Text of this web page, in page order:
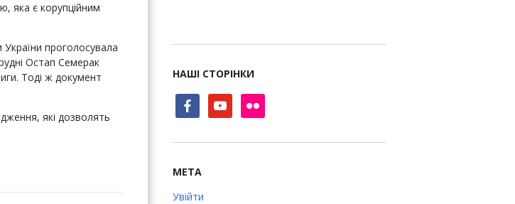
яка є корупційним
України проголосувала
Остап Семерак
Тоді ж документ
які дозволять
НАШІ СТОРІНКИ
facebookyoutube flickr
МЕТА
Увійти